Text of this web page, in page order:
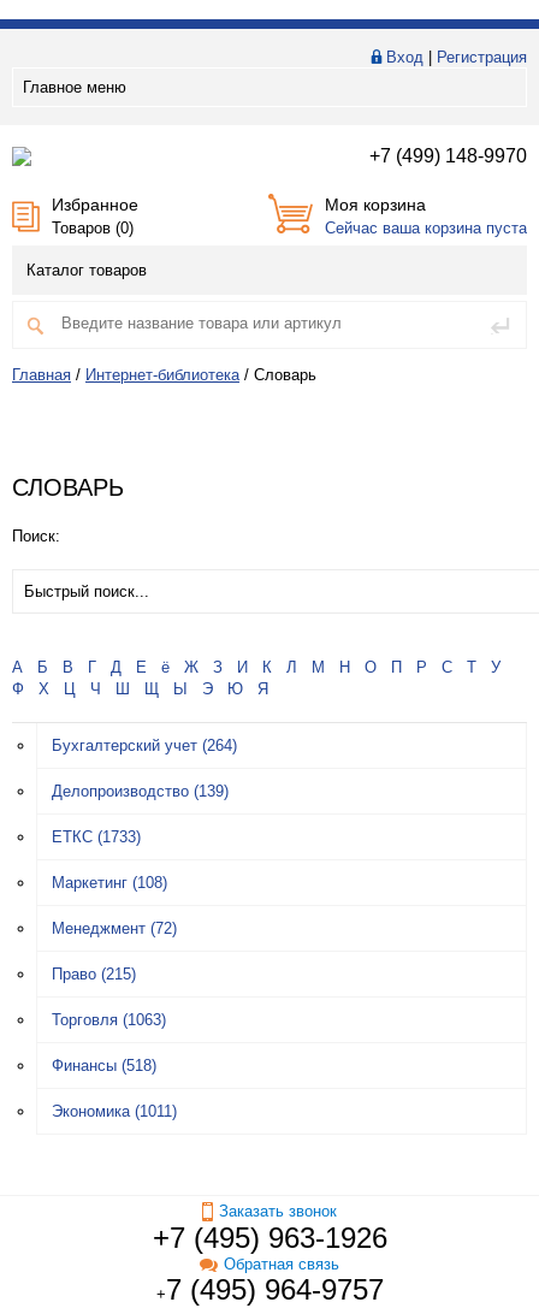
Вход
Регистрация
Главное меню
+7 (499) 148-9970
Избранное
Товаров (0)
Моя корзина
Сейчас ваша корзина пуста
Каталог товаров
Главная / Интернет-библиотека / Словарь
СЛОВАРЬ
Поиск:
А Б В Г Д Е ё Ж З И К Л М Н О П Р С Т
У
Ф
Х Ц Ч Ш Щ Ы Э Ю Я
Бухгалтерский учет (264)
Делопроизводство (139)
ЕТКС (1733)
Маркетинг (108)
Менеджмент (72)
Право (215)
Торговля (1063)
Финансы (518)
Экономика (1011)
Заказать звонок
+7 (495) 963-1926
Обратная связь
+7 (495) 964-9757